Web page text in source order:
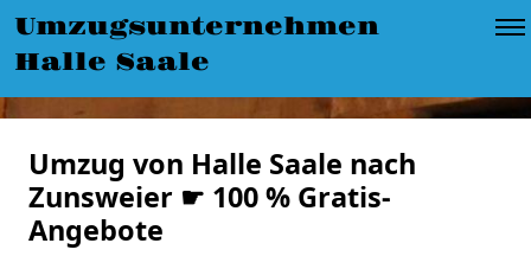
Umzugsunternehmen
Halle Saale
Umzug von Halle Saale nach
Zunsweier ☛ 100 % Gratis-
Angebote